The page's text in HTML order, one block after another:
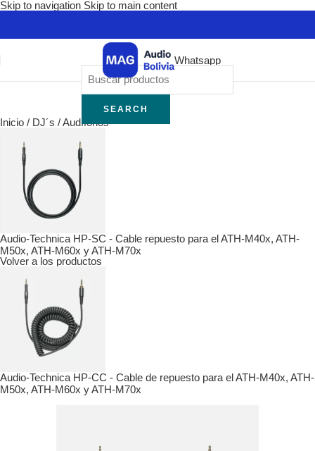
Skip to navigation Skip to main content
Whatsapp
SEARCH
Inicio / DJ´s /Audífonos
Audio-Technica HP-SC - Cable repuesto para el ATH-M40x, ATH-
M50x, ATH-M60x y ATH-M70x
Volver a los productos
Audio-Technica HP-CC - Cable de repuesto para el ATH-M40x, ATH-
M50x, ATH-M60x y ATH-M70x